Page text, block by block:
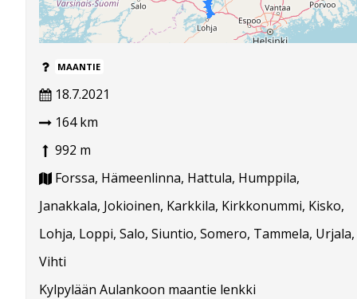
MAANTIE
18.7.2021
164 km
992 m
Forssa, Hämeenlinna, Hattula, Humppila,
Janakkala, Jokioinen, Karkkila, Kirkkonummi, Kisko,
Lohja, Loppi, Salo, Siuntio, Somero, Tammela, Urjala,
Vihti
Kylpylään Aulankoon maantie lenkki